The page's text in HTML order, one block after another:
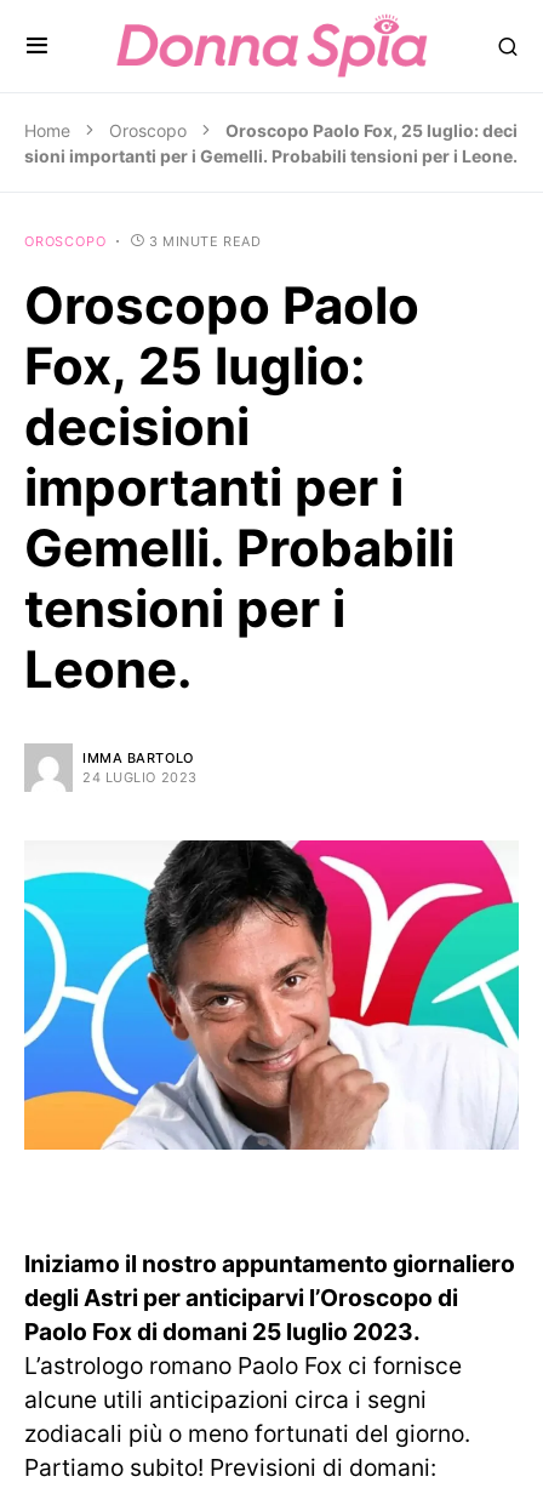
Home Oroscopo
Oroscopo Paolo Fox, 25 luglio: deci
sioni importanti per i Gemelli. Probabili tensioni per i Leone.
OROSCOPO 3 MINUTE READ
Oroscopo Paolo
Fox, 25 luglio:
decisioni
importanti per i
Gemelli. Probabili
tensioni per i
Leone.
IMMA BARTOLO
24 LUGLIO 2023
Iniziamo il nostro appuntamento giornaliero
degli Astri per anticiparvi l’Oroscopo di
Paolo Fox di domani 25 luglio 2023.
L’astrologo romano Paolo Fox ci fornisce
alcune utili anticipazioni circa i segni
zodiacali più o meno fortunati del giorno.
Partiamo subito! Previsioni di domani: